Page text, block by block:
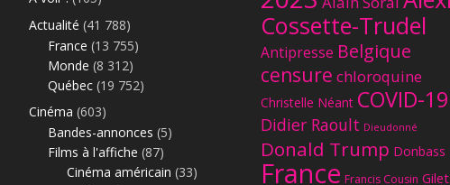
Actualité (41 788)
France (13 755)
Monde (8 312)
Québec (19 752)
Cinéma (603)
Bandes-annonces (5)
Films à l'affiche (87)
Cinéma américain (33)
Cossette-Trudel
Antipresse Belgique
censure chloroquine
Christelle Néant COVID-19
Didier Raoult Dieudonné
Donald Trump Donbass
France Francis Cousin